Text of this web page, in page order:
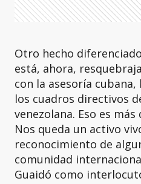
Otro hecho
está, ahora,
con la asesoría
los cuadros directivos
venezolana. Eso es más
Nos queda un activo
reconocimiento de
comunidad
Guaidó como